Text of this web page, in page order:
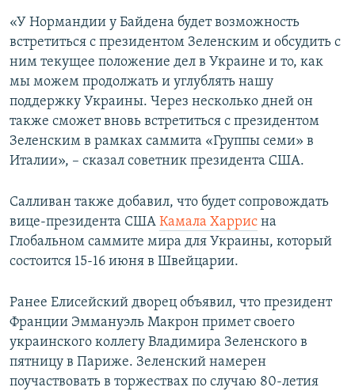
«У Нормандии у Байдена будет возможность
встретиться с президентом Зеленским и обсудить с
ним текущее положение дел в Украине и то, как
мы можем продолжать и углублять нашу
поддержку Украины. Через несколько дней он
также сможет вновь встретиться с президентом
Зеленским в рамках саммита «Группы семи» в
Италии», – сказал советник президента США.
Салливан также добавил, что будет сопровождать
вице-президента США Камала Харрис на
Глобальном саммите мира для Украины, который
состоится 15-16 июня в Швейцарии.
Ранее Елисейский дворец объявил, что президент
Франции Эммануэль Макрон примет своего
украинского коллегу Владимира Зеленского в
пятницу в Париже. Зеленский намерен
поучаствовать в торжествах по случаю 80-летия